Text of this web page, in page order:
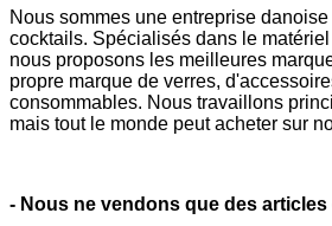
Nous sommes une entreprise
cocktails. Spécialisés dans le
nous proposons les meilleures
propre marque de verres,
consommables. Nous travaillons
mais tout le monde peut acheter sur
- Nous ne vendons que des articles